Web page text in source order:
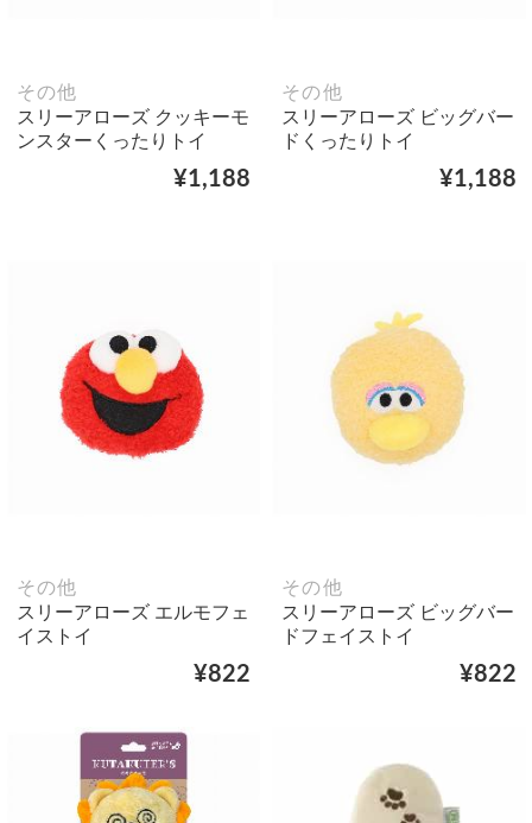
その他
スリーアローズ クッキーモ
ンスターくったりトイ
¥1,188
その他
スリーアローズ ビッグバー
ドくったりトイ
¥1,188
その他
スリーアローズ エルモフェ
イストイ
¥822
その他
スリーアローズ ビッグバー
ドフェイストイ
¥822